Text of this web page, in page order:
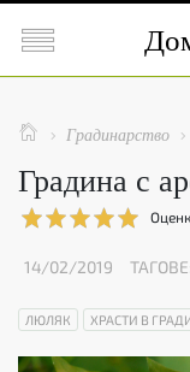

  Градинарство 
Градина с
14/02/2019 ТАГОВЕ:
ЛЮЛЯК ХРАСТИ В